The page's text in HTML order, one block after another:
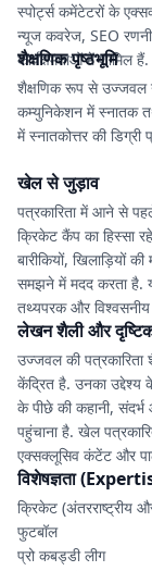
स्पोर्ट्स कमेंटेटरों के
न्यूज कवरेज, SEO
कार्यक्षमताओं में शामिल हैं.
शैक्षणिक पृष्ठभूमि
शैक्षणिक रूप से उज्जवल
कम्युनिकेशन में स्नातक
में स्नातकोत्तर की डिग्री
खेल से जुड़ाव
पत्रकारिता में आने से
क्रिकेट कैंप का हिस्सा
बारीकियों, खिलाड़ियों
समझने में मदद करता है.
तथ्यपरक और विश्वसनीय
लेखन शैली और
उज्जवल की पत्रकारिता
केंद्रित है. उनका
के पीछे की कहानी,
पहुंचाना है. खेल
एक्सक्लूसिव कंटेंट और
विशेषज्ञता
क्रिकेट (अंतरराष्ट्रीय
फुटबॉल
प्रो कबड्डी लीग